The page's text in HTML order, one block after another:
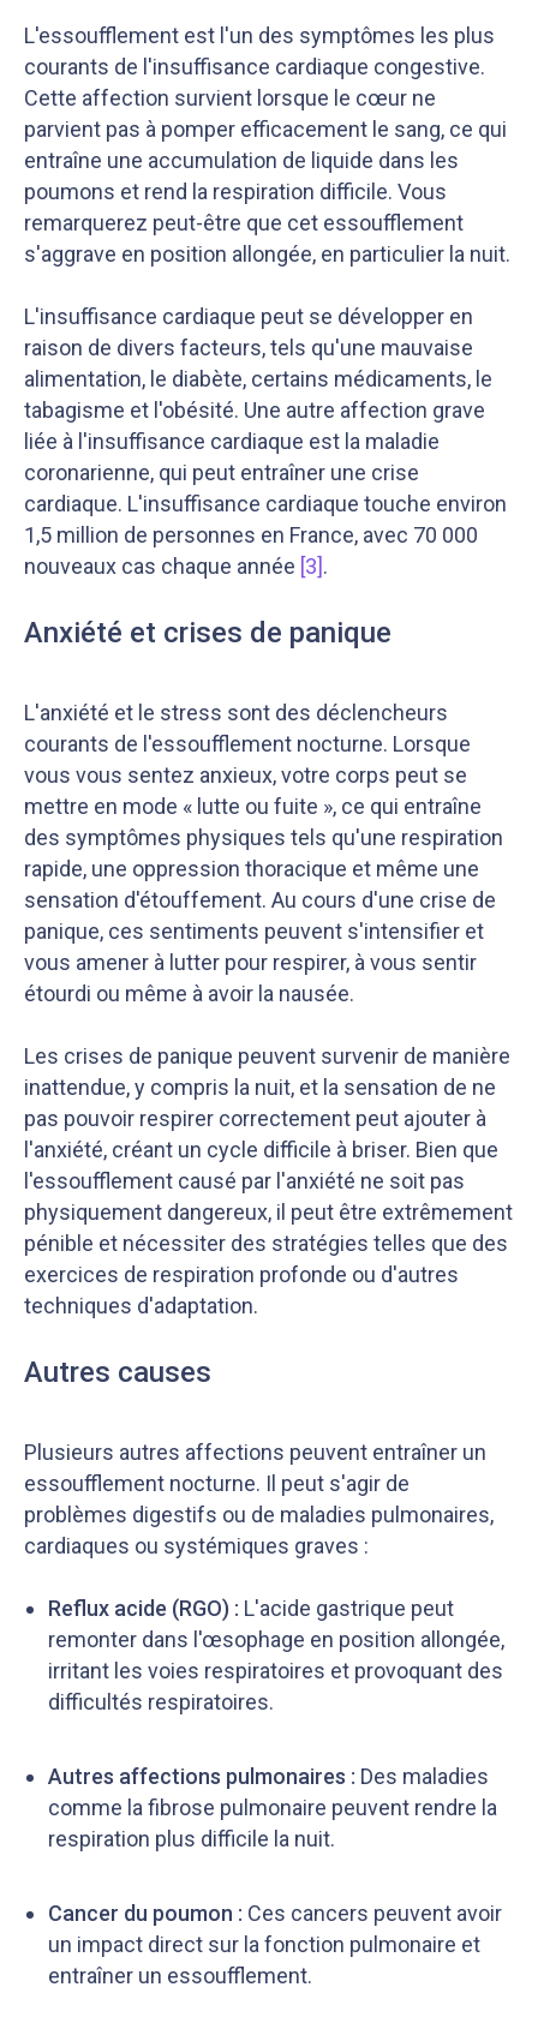
L'essoufflement est l'un des symptômes les plus
courants de l'insuffisance cardiaque congestive.
Cette affection survient lorsque le cœur ne
parvient pas à pomper efficacement le sang, ce qui
entraîne une accumulation de liquide dans les
poumons et rend la respiration difficile. Vous
remarquerez peut-être que cet essoufflement
s'aggrave en position allongée, en particulier la nuit.
L'insuffisance cardiaque peut se développer en
raison de divers facteurs, tels qu'une mauvaise
alimentation, le diabète, certains médicaments, le
tabagisme et l'obésité. Une autre affection grave
liée à l'insuffisance cardiaque est la maladie
coronarienne, qui peut entraîner une crise
cardiaque. L'insuffisance cardiaque touche environ
1,5 million de personnes en France, avec 70 000
nouveaux cas chaque année [3].
Anxiété et crises de panique
L'anxiété et le stress sont des déclencheurs
courants de l'essoufflement nocturne. Lorsque
vous vous sentez anxieux, votre corps peut se
mettre en mode « lutte ou fuite », ce qui entraîne
des symptômes physiques tels qu'une respiration
rapide, une oppression thoracique et même une
sensation d'étouffement. Au cours d'une crise de
panique, ces sentiments peuvent s'intensifier et
vous amener à lutter pour respirer, à vous sentir
étourdi ou même à avoir la nausée.
Les crises de panique peuvent survenir de manière
inattendue, y compris la nuit, et la sensation de ne
pas pouvoir respirer correctement peut ajouter à
l'anxiété, créant un cycle difficile à briser. Bien que
l'essoufflement causé par l'anxiété ne soit pas
physiquement dangereux, il peut être extrêmement
pénible et nécessiter des stratégies telles que des
exercices de respiration profonde ou d'autres
techniques d'adaptation.
Autres causes
Plusieurs autres affections peuvent entraîner un
essoufflement nocturne. Il peut s'agir de
problèmes digestifs ou de maladies pulmonaires,
cardiaques ou systémiques graves :
Reflux acide (RGO) : L'acide gastrique peut
remonter dans l'œsophage en position allongée,
irritant les voies respiratoires et provoquant des
difficultés respiratoires.
Autres affections pulmonaires : Des maladies
comme la fibrose pulmonaire peuvent rendre la
respiration plus difficile la nuit.
Cancer du poumon : Ces cancers peuvent avoir
un impact direct sur la fonction pulmonaire et
entraîner un essoufflement.